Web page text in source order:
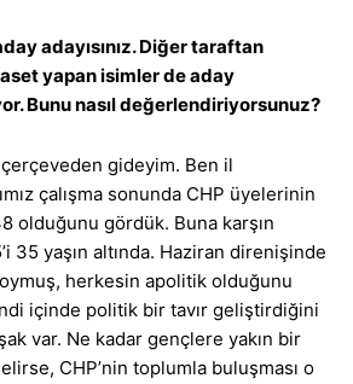
adayısınız. Diğer taraftan
yapan isimler de aday
Bunu nasıl değerlendiriyorsunuz?
gideyim. Ben il
çalışma sonunda CHP üyelerinin
olduğunu gördük. Buna karşın
35 yaşın altında. Haziran direnişinde
herkesin apolitik olduğunu
içinde politik bir tavır geliştirdiğini
var. Ne kadar gençlere yakın bir
CHP’nin toplumla buluşması o